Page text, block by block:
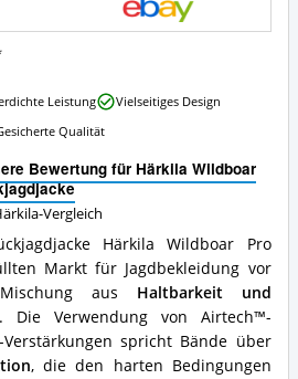
Bewertung für Härkila Wildboar
Vergleich
Härkila Wildboar Pro
Markt für Jagdbekleidung vor
aus Haltbarkeit und
Verwendung von Airtech™-
spricht Bände über
, die den harten Bedingungen
Leistung
Vielseitiges Design
Qualität